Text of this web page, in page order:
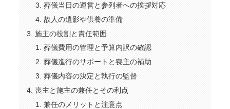
葬儀当日の運営と参列者への挨拶対応
故人の遺影や供養の準備
施主の役割と責任範囲
葬儀費用の管理と予算内訳の確認
葬儀進行のサポートと喪主の補助
葬儀内容の決定と執行の監督
喪主と施主の兼任とその利点
兼任のメリットと注意点